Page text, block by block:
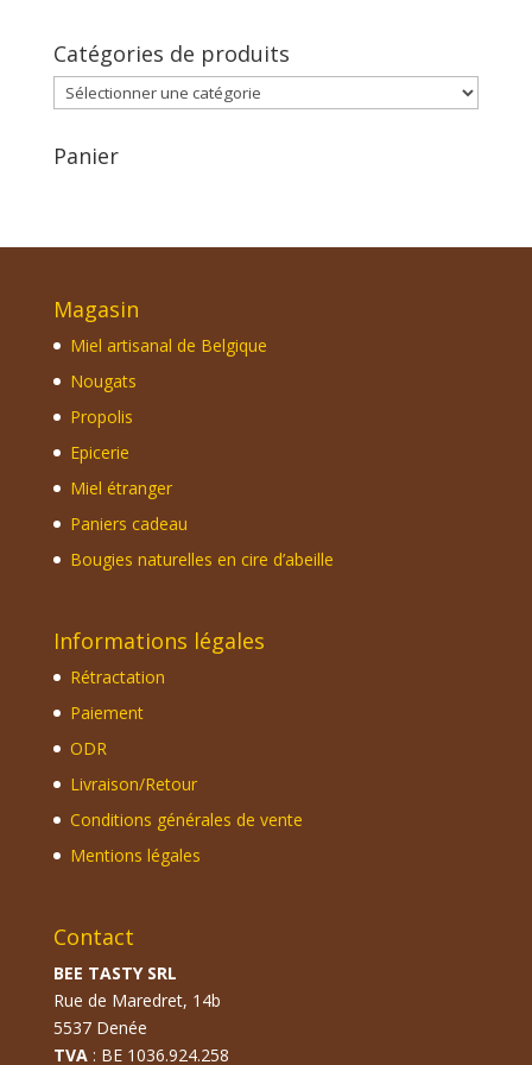
Catégories de produits
Panier
Magasin
Miel artisanal de Belgique
Nougats
Propolis
Epicerie
Miel étranger
Paniers cadeau
Bougies naturelles en cire d’abeille
Informations légales
Rétractation
Paiement
ODR
Livraison/Retour
Conditions générales de vente
Mentions légales
Contact
BEE TASTY SRL
Rue de Maredret, 14b
5537 Denée
TVA: BE 1036.924.258